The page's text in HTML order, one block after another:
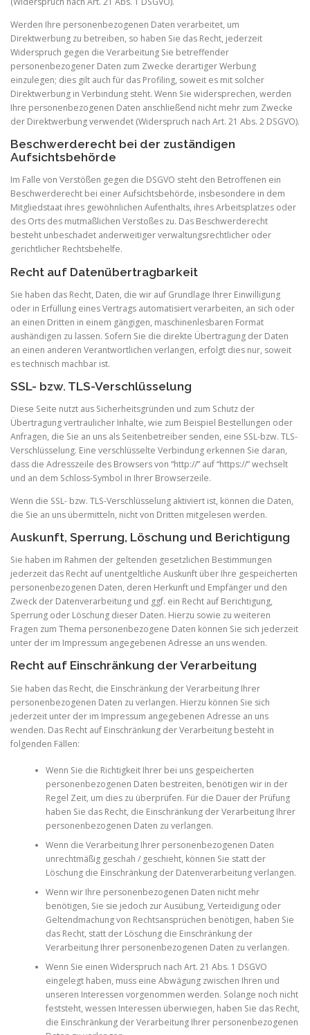
Werden Ihre personenbezogenen Daten verarbeitet, um
Direktwerbung zu betreiben, so haben Sie das Recht, jederzeit
Widerspruch gegen die Verarbeitung Sie betreffender
personenbezogener Daten zum Zwecke derartiger Werbung
einzulegen; dies gilt auch für das Profiling, soweit es mit solcher
Direktwerbung in Verbindung steht. Wenn Sie widersprechen, werden
Ihre personenbezogenen Daten anschließend nicht mehr zum Zwecke
der Direktwerbung verwendet (Widerspruch nach Art. 21 Abs. 2 DSGVO).
Beschwerderecht bei der zuständigen
Aufsichtsbehörde
Im Falle von Verstößen gegen die DSGVO steht den Betroffenen ein
Beschwerderecht bei einer Aufsichtsbehörde, insbesondere in dem
Mitgliedstaat ihres gewöhnlichen Aufenthalts, ihres Arbeitsplatzes oder
des Orts des mutmaßlichen Verstoßes zu. Das Beschwerderecht
besteht unbeschadet anderweitiger verwaltungsrechtlicher oder
gerichtlicher Rechtsbehelfe.
Recht auf Datenübertragbarkeit
Sie haben das Recht, Daten, die wir auf Grundlage Ihrer Einwilligung
oder in Erfüllung eines Vertrags automatisiert verarbeiten, an sich oder
an einen Dritten in einem gängigen, maschinenlesbaren Format
aushändigen zu lassen. Sofern Sie die direkte Übertragung der Daten
an einen anderen Verantwortlichen verlangen, erfolgt dies nur, soweit
es technisch machbar ist.
SSL- bzw. TLS-Verschlüsselung
Diese Seite nutzt aus Sicherheitsgründen und zum Schutz der
Übertragung vertraulicher Inhalte, wie zum Beispiel Bestellungen oder
Anfragen, die Sie an uns als Seitenbetreiber senden, eine SSL-bzw. TLS-
Verschlüsselung. Eine verschlüsselte Verbindung erkennen Sie daran,
dass die Adresszeile des Browsers von “http://” auf “https://” wechselt
und an dem Schloss-Symbol in Ihrer Browserzeile.
Wenn die SSL- bzw. TLS-Verschlüsselung aktiviert ist, können die Daten,
die Sie an uns übermitteln, nicht von Dritten mitgelesen werden.
Auskunft, Sperrung, Löschung und Berichtigung
Sie haben im Rahmen der geltenden gesetzlichen Bestimmungen
jederzeit das Recht auf unentgeltliche Auskunft über Ihre gespeicherten
personenbezogenen Daten, deren Herkunft und Empfänger und den
Zweck der Datenverarbeitung und ggf. ein Recht auf Berichtigung,
Sperrung oder Löschung dieser Daten. Hierzu sowie zu weiteren
Fragen zum Thema personenbezogene Daten können Sie sich jederzeit
unter der im Impressum angegebenen Adresse an uns wenden.
Recht auf Einschränkung der Verarbeitung
Sie haben das Recht, die Einschränkung der Verarbeitung Ihrer
personenbezogenen Daten zu verlangen. Hierzu können Sie sich
jederzeit unter der im Impressum angegebenen Adresse an uns
wenden. Das Recht auf Einschränkung der Verarbeitung besteht in
folgenden Fällen:
Wenn Sie die Richtigkeit Ihrer bei uns gespeicherten
personenbezogenen Daten bestreiten, benötigen wir in der
Regel Zeit, um dies zu überprüfen. Für die Dauer der Prüfung
haben Sie das Recht, die Einschränkung der Verarbeitung Ihrer
personenbezogenen Daten zu verlangen.
Wenn die Verarbeitung Ihrer personenbezogenen Daten
unrechtmäßig geschah / geschieht, können Sie statt der
Löschung die Einschränkung der Datenverarbeitung verlangen.
Wenn wir Ihre personenbezogenen Daten nicht mehr
benötigen, Sie sie jedoch zur Ausübung, Verteidigung oder
Geltendmachung von Rechtsansprüchen benötigen, haben Sie
das Recht, statt der Löschung die Einschränkung der
Verarbeitung Ihrer personenbezogenen Daten zu verlangen.
Wenn Sie einen Widerspruch nach Art. 21 Abs. 1 DSGVO
eingelegt haben, muss eine Abwägung zwischen Ihren und
unseren Interessen vorgenommen werden. Solange noch nicht
feststeht, wessen Interessen überwiegen, haben Sie das Recht,
die Einschränkung der Verarbeitung Ihrer personenbezogenen